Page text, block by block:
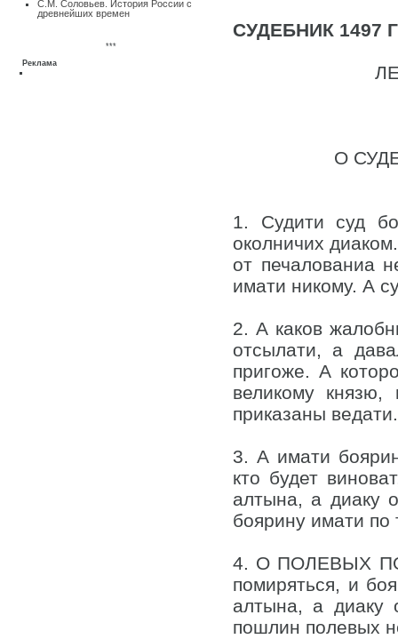
С.М. Соловьев. История России с
древнейших времен
***
Реклама
СУДЕБНИК 1497
О
1. Судити суд
околничих
от печалованиа
имати никому. А
2. А каков
отсылати, а
пригоже. А
великому
приказаны ведати.
3. А имати
кто будет
алтына, а диаку
боярину имати по
4. О ПОЛЕВЫХ
помиряться, и
алтына, а диаку
пошлин полевых